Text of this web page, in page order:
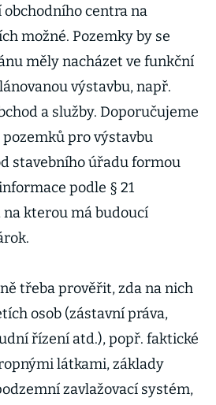
centra na
možné. Pozemky by se
měly nacházet ve funkční
výstavbu, např.
a služby. Doporučujeme
pro výstavbu
stavebního úřadu formou
podle § 21
na kterou má budoucí
třeba prověřit, zda na nich
osob (zástavní práva,
řízení atd.), popř. faktické
látkami, základy
zavlažovací systém,